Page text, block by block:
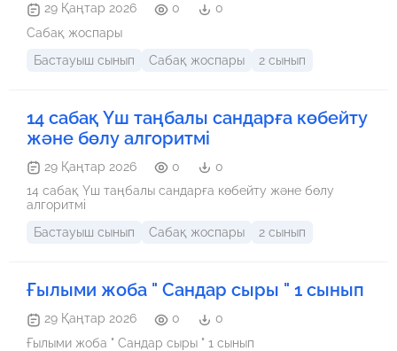
29 Қаңтар 2026 0
0
Сабақ жоспары
Бастауыш сынып
Сабақ жоспары 2 сынып
14 сабақ Үш таңбалы сандарға көбейту
және бөлу алгоритмі
29 Қаңтар 2026 0
0
14 сабақ Үш таңбалы сандарға көбейту және бөлу
алгоритмі
Бастауыш сынып
Сабақ жоспары 2 сынып
Ғылыми жоба " Сандар сыры " 1 сынып
29 Қаңтар 2026 0
0
Ғылыми жоба " Сандар сыры " 1 сынып